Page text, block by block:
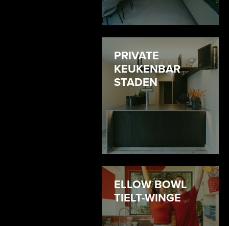
PRIVATE
KEUKENBAR
STADEN
ELLOW BOWL
TIELT-WINGE